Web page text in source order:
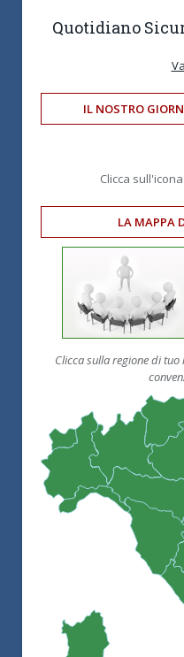
Quotidiano
IL NOSTRO
Clicca
LA MAPPA
Clicca sulla regione di